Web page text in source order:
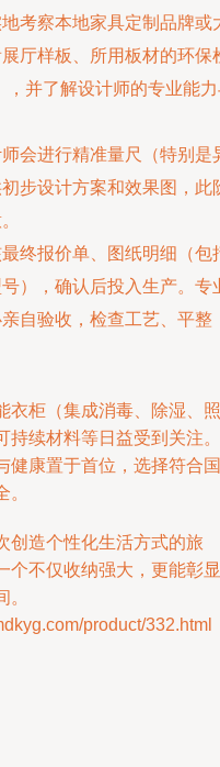
地考察本地家具定制品牌或
厅样板、所用板材的环保
并了解设计师的专业能
师会进行精准量尺（特别是
步设计方案和效果图，此
最终报价单、图纸明细（包
），确认后投入生产。专
自验收，检查工艺、平整
衣柜（集成消毒、除湿、照
持续材料等日益受到关注。
健康置于首位，选择符合国
创造个性化生活方式的旅
个不仅收纳强大，更能彰显
product/332.html